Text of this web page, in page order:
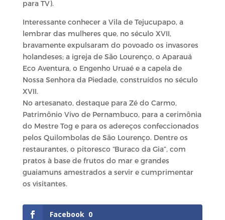
para TV).
Interessante conhecer a Vila de Tejucupapo, a
lembrar das mulheres que, no século XVII,
bravamente expulsaram do povoado os invasores
holandeses; a igreja de São Lourenço, o Aparauá
Eco Aventura, o Engenho Uruaé e a capela de
Nossa Senhora da Piedade, construídos no século
XVII.
No artesanato, destaque para Zé do Carmo,
Patrimônio Vivo de Pernambuco, para a cerimônia
do Mestre Tog e para os adereços confeccionados
pelos Quilombolas de São Lourenço. Dentre os
restaurantes, o pitoresco “Buraco da Gia”, com
pratos à base de frutos do mar e grandes
guaiamuns amestrados a servir e cumprimentar
os visitantes.
Facebook 0